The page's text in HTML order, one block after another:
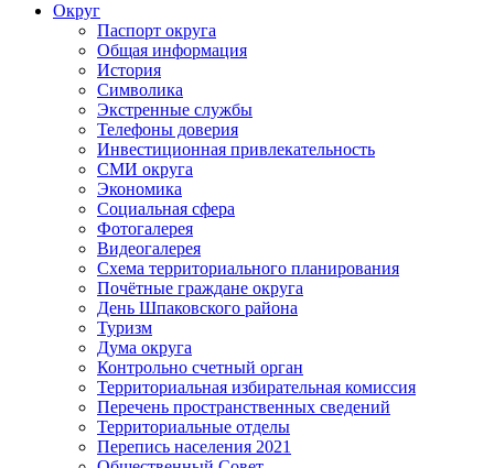
Округ
Паспорт округа
Общая информация
История
Символика
Экстренные службы
Телефоны доверия
Инвестиционная привлекательность
СМИ округа
Экономика
Социальная сфера
Фотогалерея
Видеогалерея
Схема территориального планирования
Почётные граждане округа
День Шпаковского района
Туризм
Дума округа
Контрольно счетный орган
Территориальная избирательная комиссия
Перечень пространственных сведений
Территориальные отделы
Перепись населения 2021